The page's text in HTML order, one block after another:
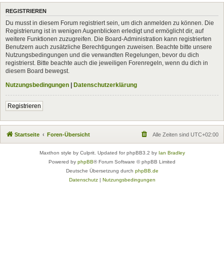
REGISTRIEREN
Du musst in diesem Forum registriert sein, um dich anmelden zu können. Die
Registrierung ist in wenigen Augenblicken erledigt und ermöglicht dir, auf
weitere Funktionen zuzugreifen. Die Board-Administration kann registrierten
Benutzern auch zusätzliche Berechtigungen zuweisen. Beachte bitte unsere
Nutzungsbedingungen und die verwandten Regelungen, bevor du dich
registrierst. Bitte beachte auch die jeweiligen Forenregeln, wenn du dich in
diesem Board bewegst.
Nutzungsbedingungen | Datenschutzerklärung
Registrieren
Startseite Foren-Übersicht Alle Zeiten sind UTC+02:00
Maxthon style by Culprit. Updated for phpBB3.2 by Ian Bradley
Powered by phpBB® Forum Software © phpBB Limited
Deutsche Übersetzung durch phpBB.de
Datenschutz| Nutzungsbedingungen